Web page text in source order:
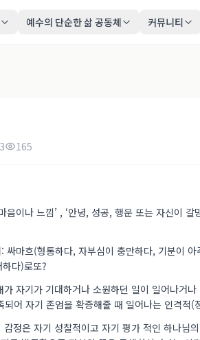
예수의 단순한 삶 공동체 커뮤니티
165
음이나 느낌’ , ‘안녕, 성공, 행운 또는 자신이
싸마흐(형통하다, 자부심이 충만하다, 기분이
다)로또?
자기가 기대하거나 소원하던 일이 일어나거
어 자기 존엄을 확증해줄 때 일어나는 인격적(
정은 자기 성찰적이고 자기 평가 적인 하나님